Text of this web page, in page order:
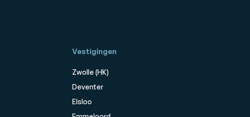
Vestigingen
Zwolle (HK)
Deventer
Elsloo